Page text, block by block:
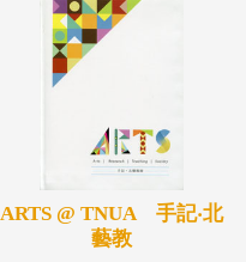
ARTS @ TNUA 手記‧北
藝教